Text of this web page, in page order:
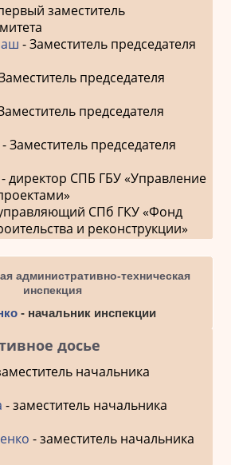
заместитель
- Заместитель председателя
председателя
председателя
- Заместитель председателя
директор СПБ ГБУ «Управление
СПб ГКУ «Фонд
и реконструкции»
административно-техническая
инспекция
- начальник инспекции
досье
начальника
- заместитель начальника
- заместитель начальника